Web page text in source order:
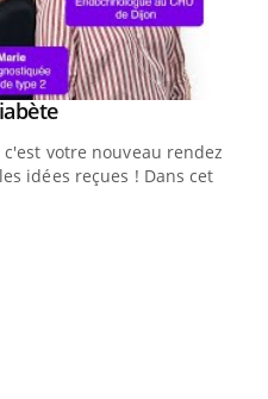
Youtube
votre nouveau rendez-
idées reçues ! Dans cet